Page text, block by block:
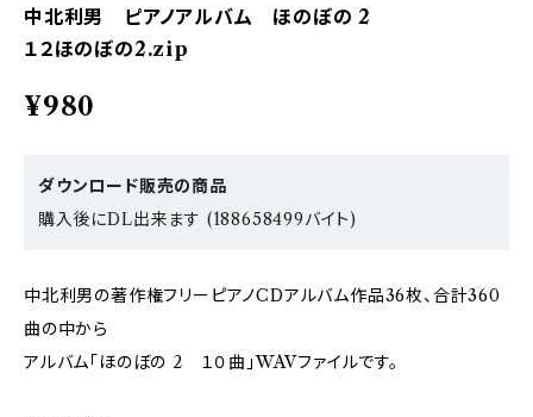
中北利男 ピアノアルバム ほのぼの 2
１２ほのぼの2.zip
¥980
ダウンロード販売の商品
購入後にDL出来ます (188658499バイト)
中北利男の著作権フリーピアノCDアルバム作品36枚、合計360
曲の中から
アルバム「ほのぼの 2 １０曲」WAVファイルです。